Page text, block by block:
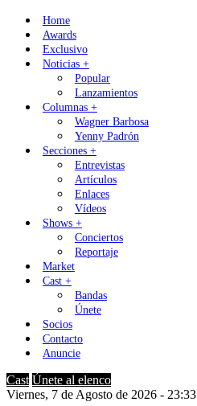
Skip
content
Home
Awards
Exclusivo
Noticias +
Popular
Lanzamientos
Columnas +
Wagner Barbosa
Yenny Padrón
Secciones +
Entrevistas
Artículos
Enlaces
Vídeos
Shows +
Conciertos
Reportaje
Market
Cast +
Bandas
Únete
Socios
Contacto
Anuncie
Cast Únete al elenco
Viernes, 7 de Agosto de 2026 - 23:33